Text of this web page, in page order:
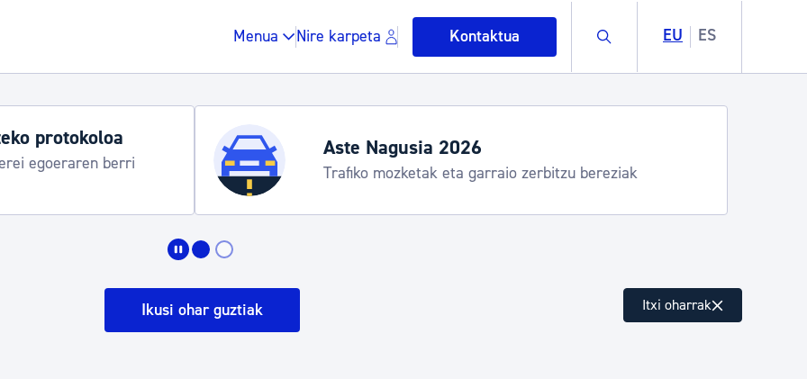
Menua Nire karpeta Kontaktua Buscar EU ES
Gune publikoa, hondakinak eta ingurumena
protokoloa
egoeraren berri
Aste Nagusia 2026
Trafiko mozketak eta garraio zerbitzu bereziak
Ikusi ohar guztiak Itxi oharrak